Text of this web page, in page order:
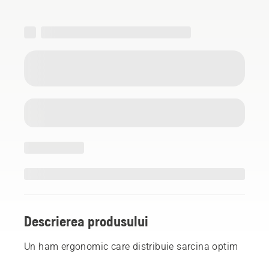
Descrierea produsului
Un ham ergonomic care distribuie sarcina optim